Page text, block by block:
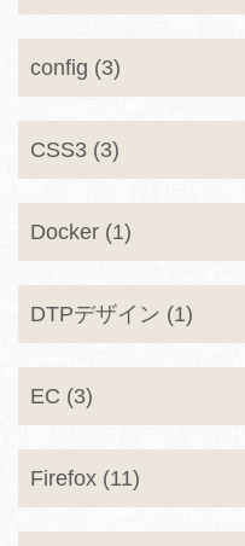
config (3)
CSS3 (3)
Docker (1)
DTPデザイン (1)
EC (3)
Firefox (11)